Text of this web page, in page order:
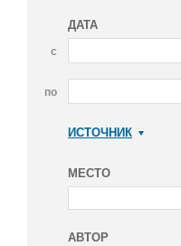
ДАТА
с
по
ИСТОЧНИК
МЕСТО
АВТОР